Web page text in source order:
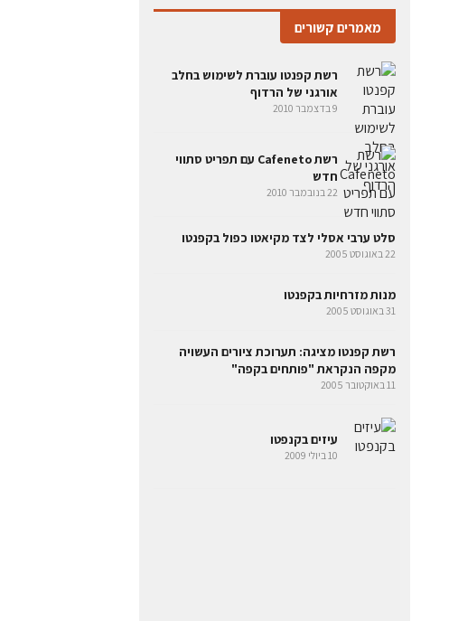
מאמרים קשורים
רשת קפנטו עוברת לשימוש בחלב
אורגני של הרדוף
9 בדצמבר 2010
רשת Cafeneto עם תפריט סתווי
חדש
22 בנובמבר 2010
סלט ערבי אסלי לצד מקיאטו כפול בקפנטו
22 באוגוסט 2005
מנות מזרחיות בקפנטו
31 באוגוסט 2005
רשת קפנטו מציגה: תערוכת ציורים העשויה
מקפה הנקראת "פותחים בקפה"
11 באוקטובר 2005
עיזים בקנפטו
10 ביולי 2009